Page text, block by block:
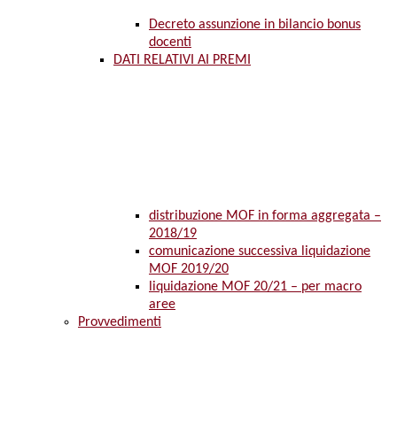
Decreto assunzione in bilancio bonus
docenti
DATI RELATIVI AI PREMI
distribuzione MOF in forma aggregata –
2018/19
comunicazione successiva liquidazione
MOF 2019/20
liquidazione MOF 20/21 – per macro
aree
Provvedimenti